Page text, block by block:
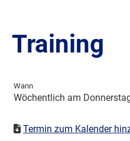
Training
Wann
Wöchentlich am
Termin zum Kalender